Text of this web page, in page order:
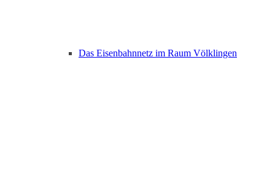
Das Eisenbahnnetz im Raum Völklingen